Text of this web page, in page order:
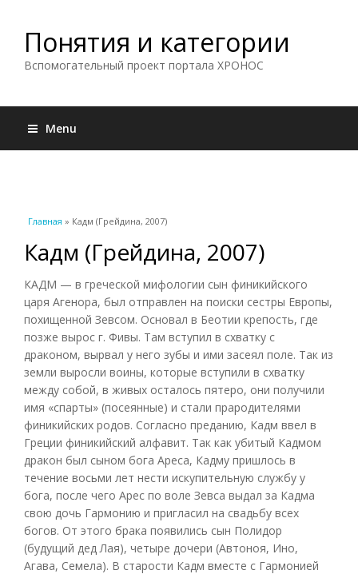
Понятия и категории
Вспомогательный проект портала ХРОНОС
Menu
Вы здесь
Главная » Кадм (Грейдина, 2007)
Кадм (Грейдина, 2007)
КАДМ — в греческой мифологии сын финикийского
царя Агенора, был отправлен на поиски сестры Европы,
похищенной Зевсом. Основал в Беотии крепость, где
позже вырос г. Фивы. Там вступил в схватку с
драконом, вырвал у него зубы и ими засеял поле. Так из
земли выросли воины, которые вступили в схватку
между собой, в живых осталось пятеро, они получили
имя «спарты» (посеянные) и стали прародителями
финикийских родов. Согласно преданию, Кадм ввел в
Греции финикийский алфавит. Так как убитый Кадмом
дракон был сыном бога Ареса, Кадму пришлось в
течение восьми лет нести искупительную службу у
бога, после чего Арес по воле Зевса выдал за Кадма
свою дочь Гармонию и пригласил на свадьбу всех
богов. От этого брака появились сын Полидор
(будущий дед Лая), четыре дочери (Автоноя, Ино,
Агава, Семела). В старости Кадм вместе с Гармонией